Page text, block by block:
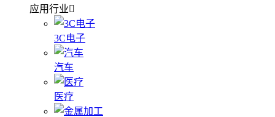
应用行业
3C电子
汽车
医疗